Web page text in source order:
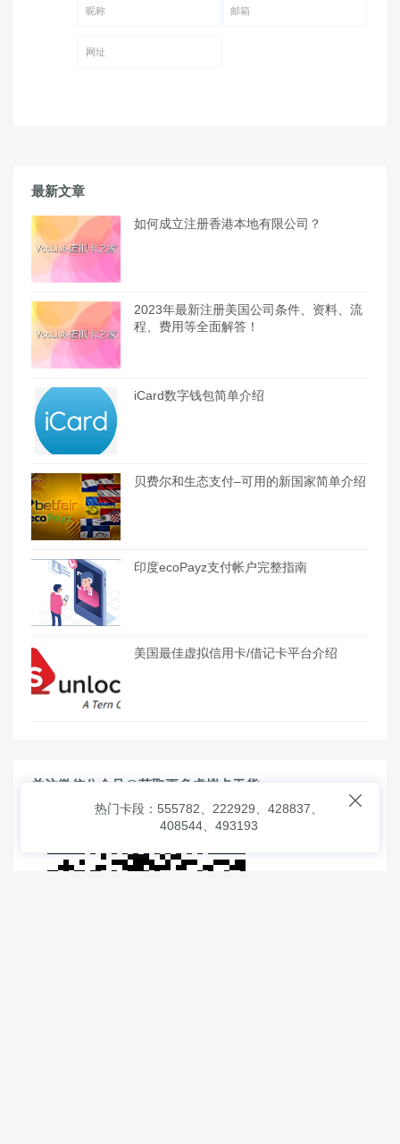
最新文章
如何成立注册香港本地有限公司？
2023年最新注册美国公司条件、资料、流
程、费用等全面解答！
iCard数字钱包简单介绍
贝费尔和生态支付–可用的新国家简单介绍
印度ecoPayz支付帐户完整指南
美国最佳虚拟信用卡/借记卡平台介绍
关注微信公众号@获取更多虚拟卡干货

热门卡段：555782、222929、428837、
408544、493193